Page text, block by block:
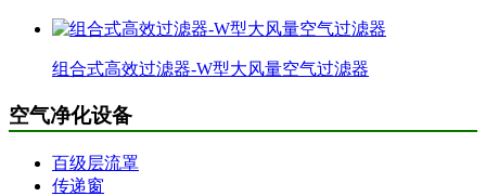
组合式高效过滤器-W型大风量空气过滤器
空气净化设备
百级层流罩
传递窗